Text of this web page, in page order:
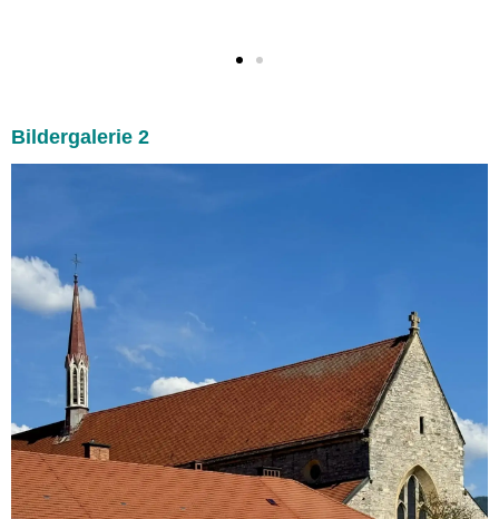
Bildergalerie 2